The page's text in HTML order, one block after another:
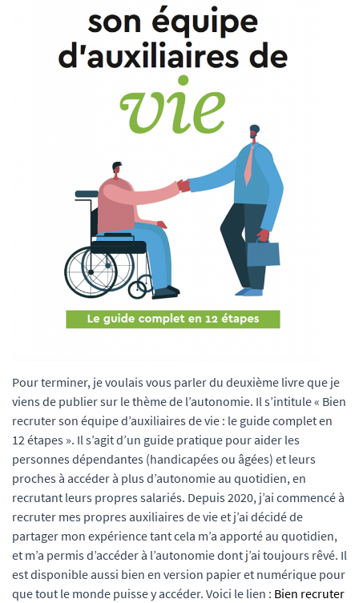
Pour terminer, je voulais vous parler du deuxième livre que je
viens de publier sur le thème de l’autonomie. Il s’intitule « Bien
recruter son équipe d’auxiliaires de vie : le guide complet en
12 étapes ». Il s’agit d’un guide pratique pour aider les
personnes dépendantes (handicapées ou âgées) et leurs
proches à accéder à plus d’autonomie au quotidien, en
recrutant leurs propres salariés. Depuis 2020, j’ai commencé à
recruter mes propres auxiliaires de vie et j’ai décidé de
partager mon expérience tant cela m’a apporté au quotidien,
et m’a permis d’accéder à l’autonomie dont j’ai toujours rêvé. Il
est disponible aussi bien en version papier et numérique pour
que tout le monde puisse y accéder. Voici le lien : Bien recruter